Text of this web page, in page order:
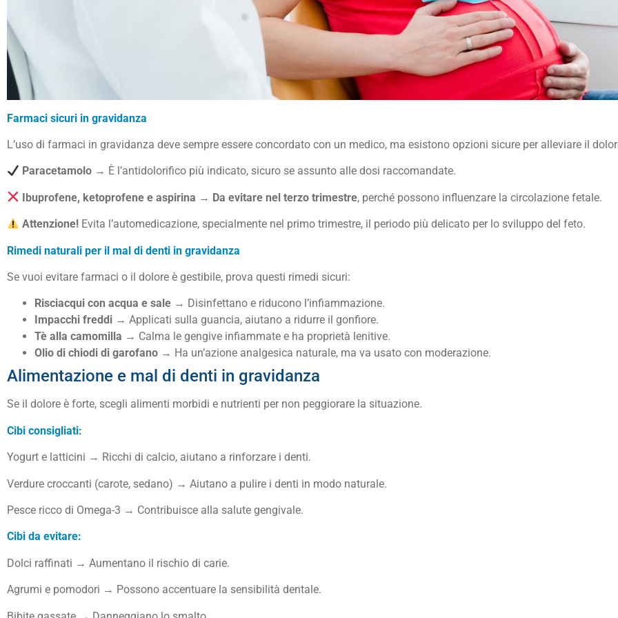
Farmaci sicuri in gravidanza
L’uso di farmaci in gravidanza deve sempre essere concordato con un medico, ma esistono opzioni sicure per alleviare il
Paracetamolo → È l’antidolorifico più indicato, sicuro se assunto alle dosi raccomandate.
Ibuprofene, ketoprofene e aspirina → Da evitare nel terzo trimestre, perché possono influenzare la circolazione fetale.
Attenzione! Evita l’automedicazione, specialmente nel primo trimestre, il periodo più delicato per lo sviluppo del feto.
Rimedi naturali per il mal di denti in gravidanza
Se vuoi evitare farmaci o il dolore è gestibile, prova questi rimedi sicuri:
Risciacqui con acqua e sale → Disinfettano e riducono l’infiammazione.
Impacchi freddi → Applicati sulla guancia, aiutano a ridurre il gonfiore.
Tè alla camomilla → Calma le gengive infiammate e ha proprietà lenitive.
Olio di chiodi di garofano → Ha un’azione analgesica naturale, ma va usato con moderazione.
Alimentazione e mal di denti in gravidanza
Se il dolore è forte, scegli alimenti morbidi e nutrienti per non peggiorare la situazione.
Cibi consigliati:
Yogurt e latticini → Ricchi di calcio, aiutano a rinforzare i denti.
Verdure croccanti (carote, sedano) → Aiutano a pulire i denti in modo naturale.
Pesce ricco di Omega-3 → Contribuisce alla salute gengivale.
Cibi da evitare:
Dolci raffinati → Aumentano il rischio di carie.
Agrumi e pomodori → Possono accentuare la sensibilità dentale.